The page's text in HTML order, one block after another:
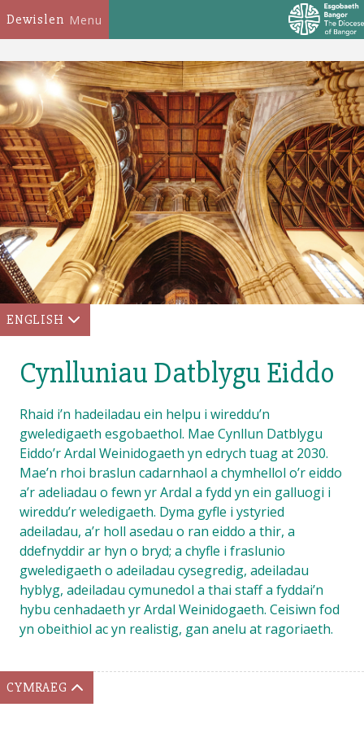
Dewislen Menu
ENGLISH
Cynlluniau Datblygu Eiddo
Rhaid i’n hadeiladau ein helpu i wireddu’n
gweledigaeth esgobaethol. Mae Cynllun Datblygu
Eiddo’r Ardal Weinidogaeth yn edrych tuag at 2030.
Mae’n rhoi braslun cadarnhaol a chymhellol o’r eiddo
a’r adeliadau o fewn yr Ardal a fydd yn ein galluogi i
wireddu’r weledigaeth. Dyma gyfle i ystyried
adeiladau, a’r holl asedau o ran eiddo a thir, a
ddefnyddir ar hyn o bryd; a chyfle i fraslunio
gweledigaeth o adeiladau cysegredig, adeiladau
hyblyg, adeiladau cymunedol a thai staff a fyddai’n
hybu cenhadaeth yr Ardal Weinidogaeth. Ceisiwn fod
yn obeithiol ac yn realistig, gan anelu at ragoriaeth.
CYMRAEG